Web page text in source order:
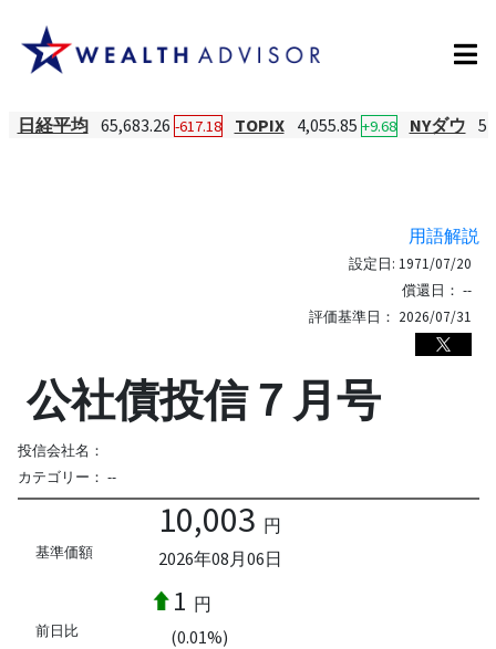
日経平均 65,683.26 -617.18 TOPIX 4,055.85 +9.68 NYダウ
用語解説
設定日: 1971/07/20
償還日： --
評価基準日： 2026/07/31
公社債投信７月号
投信会社名：
カテゴリー： --
基準価額
10,003 円
2026年08月06日
前日比
1 円
(0.01%)